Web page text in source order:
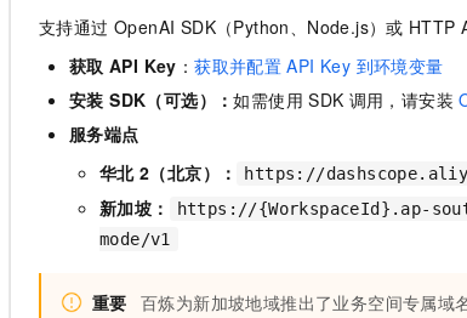
支持通过 OpenAI SDK（Python、Node.js）或 HTTP
获取 API Key ：获取并配置 API Key 到环境变量
安装 SDK（可选）：如需使用 SDK 调用，请安装
服务端点
华北 2（北京）： https://
新加坡：
https://{WorkspaceId}.ap-
mode/v1
重要 百炼为新加坡地域推出了业务空间专属域
新一代 AI 视频生成模型，深度适配广告营销等场景
大模型解决方案
快速部署 Dify，高效搭建 AI 应用
10 分钟在聊天系统中增加一个 AI 助手